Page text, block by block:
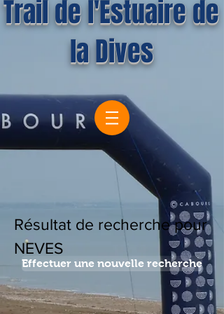
Trail de l'Estuaire de
la Dives
Résultat de recherche pour
NEVES
Effectuer une nouvelle recherche